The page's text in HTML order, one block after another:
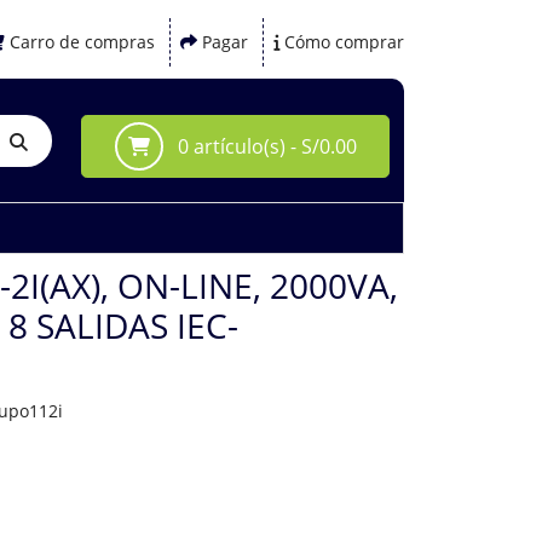
Carro de compras Pagar Cómo comprar
0 artículo(s) - S/0.00
ON-LINE, 2000VA,
SALIDAS IEC-